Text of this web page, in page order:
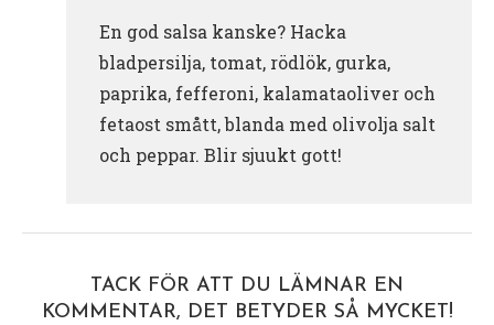
En god salsa kanske? Hacka
bladpersilja, tomat, rödlök, gurka,
paprika, fefferoni, kalamataoliver och
fetaost smått, blanda med olivolja salt
och peppar. Blir sjuukt gott!
TACK FÖR ATT DU LÄMNAR EN
KOMMENTAR, DET BETYDER SÅ MYCKET!